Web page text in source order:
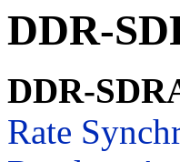
DDR-
DDR-
Rate